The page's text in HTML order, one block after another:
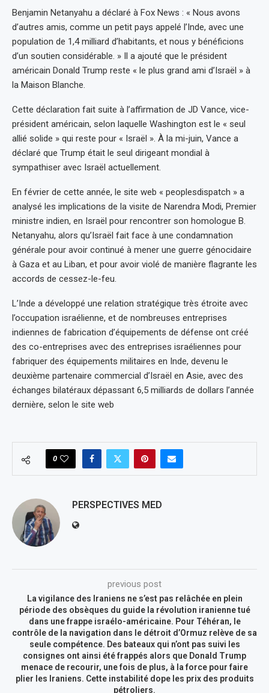
Benjamin Netanyahu a déclaré à Fox News : « Nous avons
d’autres amis, comme un petit pays appelé l’Inde, avec une
population de 1,4 milliard d’habitants, et nous y bénéficions
d’un soutien considérable. » Il a ajouté que le président
américain Donald Trump reste « le plus grand ami d’Israël » à
la Maison Blanche.
Cette déclaration fait suite à l’affirmation de JD Vance, vice-
président américain, selon laquelle Washington est le « seul
allié solide » qui reste pour « Israël ». À la mi-juin, Vance a
déclaré que Trump était le seul dirigeant mondial à
sympathiser avec Israël actuellement.
En février de cette année, le site web « peoplesdispatch » a
analysé les implications de la visite de Narendra Modi, Premier
ministre indien, en Israël pour rencontrer son homologue B.
Netanyahu, alors qu’Israël fait face à une condamnation
générale pour avoir continué à mener une guerre génocidaire
à Gaza et au Liban, et pour avoir violé de manière flagrante les
accords de cessez-le-feu.
L’Inde a développé une relation stratégique très étroite avec
l’occupation israélienne, et de nombreuses entreprises
indiennes de fabrication d’équipements de défense ont créé
des co-entreprises avec des entreprises israéliennes pour
fabriquer des équipements militaires en Inde, devenu le
deuxième partenaire commercial d’Israël en Asie, avec des
échanges bilatéraux dépassant 6,5 milliards de dollars l’année
dernière, selon le site web
0
PERSPECTIVES MED
previous post
La vigilance des Iraniens ne s’est pas relâchée en plein
période des obsèques du guide la révolution iranienne tué
dans une frappe israélo-américaine. Pour Téhéran, le
contrôle de la navigation dans le détroit d’Ormuz relève de sa
seule compétence. Des bateaux qui n’ont pas suivi les
consignes ont ainsi été frappés alors que Donald Trump
menace de recourir, une fois de plus, à la force pour faire
plier les Iraniens. Cette instabilité dope les prix des produits
pétroliers.